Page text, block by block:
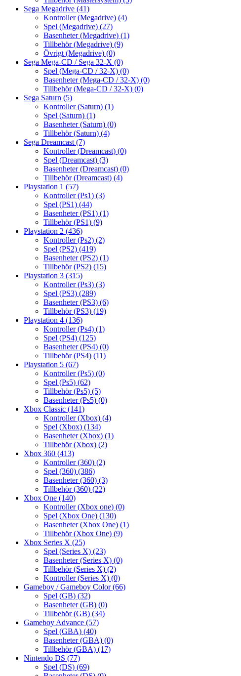
Sega Megadrive (41)
Kontroller (Megadrive) (4)
Spel (Megadrive) (27)
Basenheter (Megadrive) (1)
Tillbehör (Megadrive) (9)
Övrigt (Megadrive) (0)
Sega Mega-CD / Sega 32-X (0)
Spel (Mega-CD / 32-X) (0)
Basenheter (Mega-CD / 32-X) (0)
Tillbehör (Mega-CD / 32-X) (0)
Sega Saturn (5)
Kontroller (Saturn) (1)
Spel (Saturn) (1)
Basenheter (Saturn) (0)
Tillbehör (Saturn) (4)
Sega Dreamcast (7)
Kontroller (Dreamcast) (0)
Spel (Dreamcast) (3)
Basenheter (Dreamcast) (0)
Tillbehör (Dreamcast) (4)
Playstation 1 (57)
Kontroller (Ps1) (3)
Spel (PS1) (44)
Basenheter (PS1) (1)
Tillbehör (PS1) (9)
Playstation 2 (436)
Kontroller (Ps2) (2)
Spel (PS2) (419)
Basenheter (PS2) (1)
Tillbehör (PS2) (15)
Playstation 3 (315)
Kontroller (Ps3) (3)
Spel (PS3) (289)
Basenheter (PS3) (6)
Tillbehör (PS3) (19)
Playstation 4 (136)
Kontroller (Ps4) (1)
Spel (PS4) (125)
Basenheter (PS4) (0)
Tillbehör (PS4) (11)
Playstation 5 (67)
Kontroller (Ps5) (0)
Spel (Ps5) (62)
Tillbehör (Ps5) (5)
Basenheter (Ps5) (0)
Xbox Classic (141)
Kontroller (Xbox) (4)
Spel (Xbox) (134)
Basenheter (Xbox) (1)
Tillbehör (Xbox) (2)
Xbox 360 (413)
Kontroller (360) (2)
Spel (360) (386)
Basenheter (360) (3)
Tillbehör (360) (22)
Xbox One (140)
Kontroller (Xbox one) (0)
Spel (Xbox One) (130)
Basenheter (Xbox One) (1)
Tillbehör (Xbox One) (9)
Xbox Series X (25)
Spel (Series X) (23)
Basenheter (Series X) (0)
Tillbehör (Series X) (2)
Kontroller (Series X) (0)
Gameboy / Gameboy Color(66)
Spel (GB) (32)
Basenheter (GB) (0)
Tillbehör (GB) (34)
Gameboy Advance (57)
Spel (GBA) (40)
Basenheter (GBA) (0)
Tillbehör (GBA) (17)
Nintendo DS (77)
Spel (DS) (69)